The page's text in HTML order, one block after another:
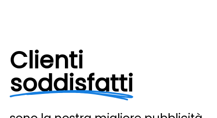
Clienti
soddisfatti